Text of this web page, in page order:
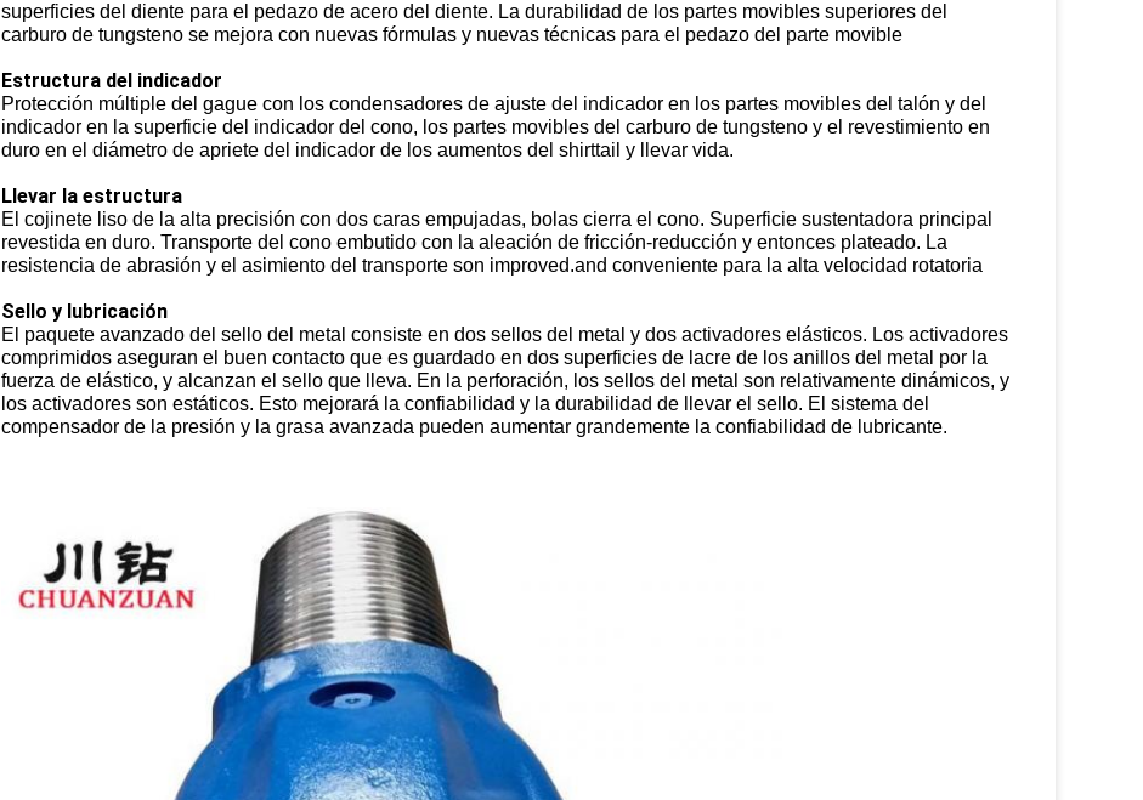
superficies del diente para el pedazo de acero del diente. La durabilidad de los partes movibles superiores del
carburo de tungsteno se mejora con nuevas fórmulas y nuevas técnicas para el pedazo del parte movible
Estructura del indicador
Protección múltiple del gague con los condensadores de ajuste del indicador en los partes movibles del talón y del
indicador en la superficie del indicador del cono, los partes movibles del carburo de tungsteno y el revestimiento en
duro en el diámetro de apriete del indicador de los aumentos del shirttail y llevar vida.
Llevar la estructura
El cojinete liso de la alta precisión con dos caras empujadas, bolas cierra el cono. Superficie sustentadora principal
revestida en duro. Transporte del cono embutido con la aleación de fricción-reducción y entonces plateado. La
resistencia de abrasión y el asimiento del transporte son improved.and conveniente para la alta velocidad rotatoria
Sello y lubricación
El paquete avanzado del sello del metal consiste en dos sellos del metal y dos activadores elásticos. Los activadores
comprimidos aseguran el buen contacto que es guardado en dos superficies de lacre de los anillos del metal por la
fuerza de elástico, y alcanzan el sello que lleva. En la perforación, los sellos del metal son relativamente dinámicos, y
los activadores son estáticos. Esto mejorará la confiabilidad y la durabilidad de llevar el sello. El sistema del
compensador de la presión y la grasa avanzada pueden aumentar grandemente la confiabilidad de lubricante.